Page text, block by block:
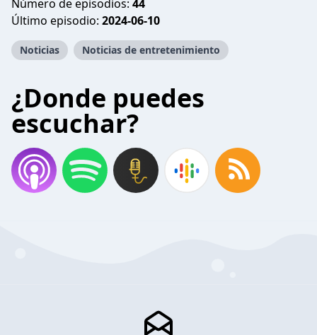
Número de episodios: 44
Último episodio: 2024-06-10
Noticias Noticias de entretenimiento
¿Donde puedes
escuchar?